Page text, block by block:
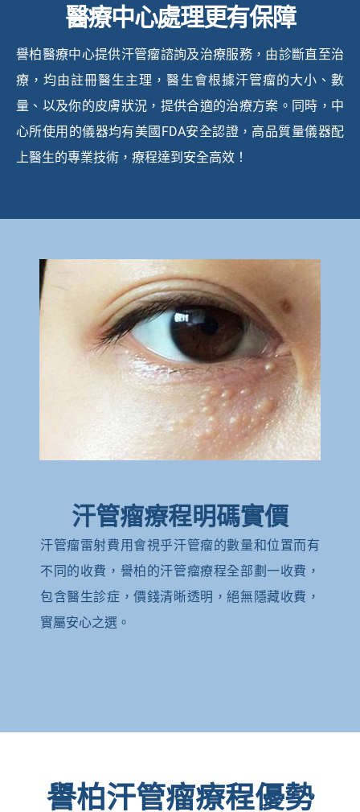
醫療中心處理更有保障
譽柏醫療中心提供汗管瘤諮詢及治療服務，由診斷直至治
療，均由註冊醫生主理，醫生會根據汗管瘤的大小、數
量、以及你的皮膚狀況，提供合適的治療方案。同時，中
心所使用的儀器均有美國FDA安全認證，高品質量儀器配
上醫生的專業技術，療程達到安全高效！
汗管瘤療程明碼實價
汗管瘤雷射費用會視乎汗管瘤的數量和位置而有
不同的收費，譽柏的汗管瘤療程全部劃一收費，
包含醫生診症，價錢清晰透明，絕無隱藏收費，
實屬安心之選。
譽柏汗管瘤療程優勢